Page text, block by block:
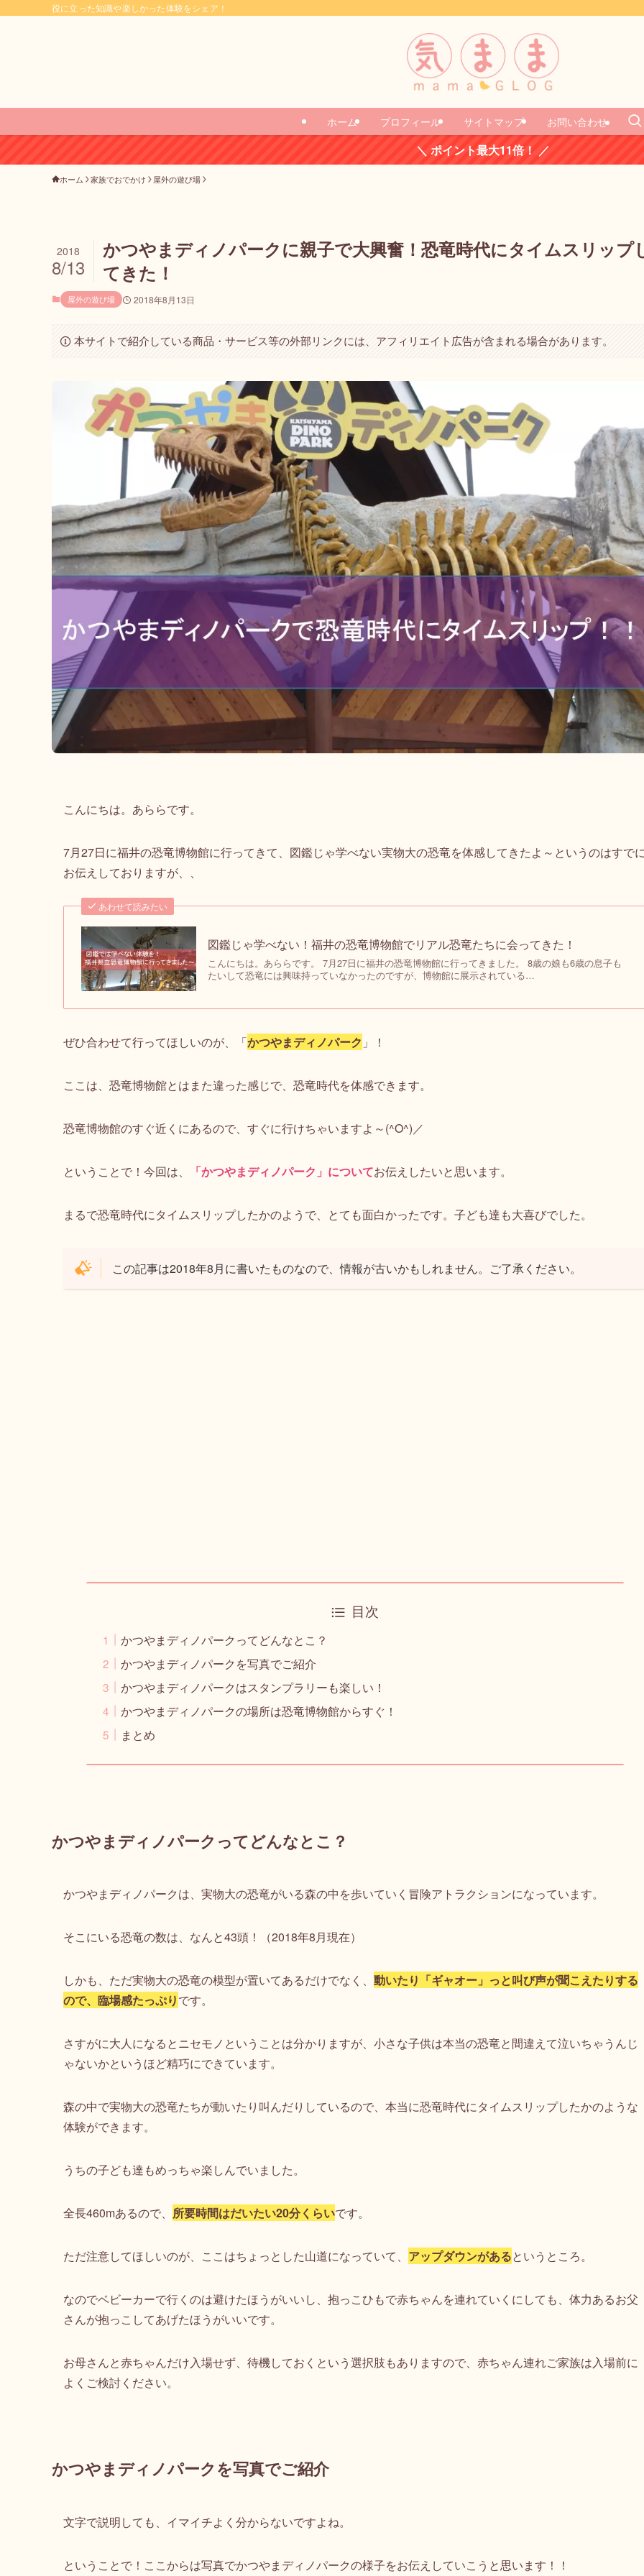
役に立った知識や楽しかった体験をシェア！
ホーム プロフィール サイトマップ お問い合わせ
＼ ポイント最大11倍！ ／
ホーム 家族でおでかけ 屋外の遊び場
かつやまディノパークに親子で大興奮！恐竜時代にタイムスリップ
てきた！
2018
8/13
屋外の遊び場 2018年8月13日
本サイトで紹介している商品・サービス等の外部リンクには、アフィリエイト広告が含まれる場合があります。
こんにちは。あららです。
7月27日に福井の恐竜博物館に行ってきて、図鑑じゃ学べない実物大の恐竜を体感してきたよ～というのはすで
お伝えしておりますが、、
あわせて読みたい
図鑑じゃ学べない！福井の恐竜博物館でリアル恐竜たちに会ってきた！
こんにちは。あららです。 7月27日に福井の恐竜博物館に行ってきました。 8歳の娘も6歳の息子も
たいして恐竜には興味持っていなかったのですが、博物館に展示されている…
ぜひ合わせて行ってほしいのが、「かつやまディノパーク 」！
ここは、恐竜博物館とはまた違った感じで、恐竜時代を体感できます。
恐竜博物館のすぐ近くにあるので、すぐに行けちゃいますよ～(^O^)／
ということで！今回は、 「かつやまディノパーク」についてお伝えしたいと思います。
まるで恐竜時代にタイムスリップしたかのようで、とても面白かったです。子ども達も大喜びでした。
この記事は2018年8月に書いたものなので、情報が古いかもしれません。ご了承ください。
目次
かつやまディノパークってどんなとこ？
かつやまディノパークを写真でご紹介
かつやまディノパークはスタンプラリーも楽しい！
かつやまディノパークの場所は恐竜博物館からすぐ！
まとめ
かつやまディノパークってどんなとこ？
かつやまディノパークは、実物大の恐竜がいる森の中を歩いていく冒険アトラクションになっています。
そこにいる恐竜の数は、なんと43頭！（2018年8月現在）
しかも、ただ実物大の恐竜の模型が置いてあるだけでなく、 動いたり「ギャオー」っと叫び声が聞こえたりする
ので、臨場感たっぷりです。
さすがに大人になるとニセモノということは分かりますが、小さな子供は本当の恐竜と間違えて泣いちゃうんじ
ゃないかというほど精巧にできています。
森の中で実物大の恐竜たちが動いたり叫んだりしているので、本当に恐竜時代にタイムスリップしたかのような
体験ができます。
うちの子ども達もめっちゃ楽しんでいました。
全長460mあるので、 所要時間はだいたい20分くらいです。
ただ注意してほしいのが、ここはちょっとした山道になっていて、 アップダウンがあるというところ。
なのでベビーカーで行くのは避けたほうがいいし、抱っこひもで赤ちゃんを連れていくにしても、体力あるお父
さんが抱っこしてあげたほうがいいです。
お母さんと赤ちゃんだけ入場せず、待機しておくという選択肢もありますので、赤ちゃん連れご家族は入場前に
よくご検討ください。
かつやまディノパークを写真でご紹介
文字で説明しても、イマイチよく分からないですよね。
ということで！ここからは写真でかつやまディノパークの様子をお伝えしていこうと思います！！